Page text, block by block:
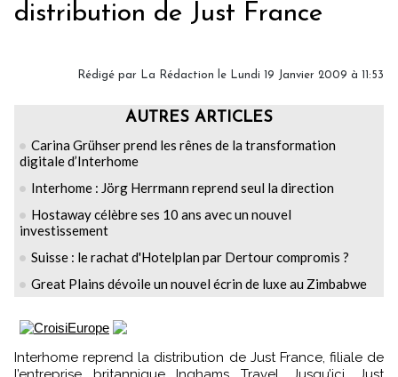
distribution de Just France
Rédigé par La Rédaction le Lundi 19 Janvier 2009 à 11:53
AUTRES ARTICLES
Carina Grühser prend les rênes de la transformation
digitale d’Interhome
Interhome : Jörg Herrmann reprend seul la direction
Hostaway célèbre ses 10 ans avec un nouvel
investissement
Suisse : le rachat d'Hotelplan par Dertour compromis ?
Great Plains dévoile un nouvel écrin de luxe au Zimbabwe
Interhome reprend la distribution de Just France, filiale de